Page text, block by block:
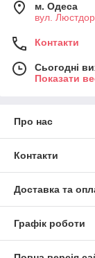
м. Одеса
вул.
Контакти
Сьогодні
Показати
Про нас
Контакти
Доставка та
Графік роботи